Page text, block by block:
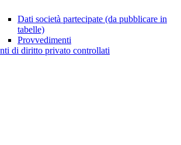
Dati società partecipate (da pubblicare in
tabelle)
Provvedimenti
di diritto privato controllati